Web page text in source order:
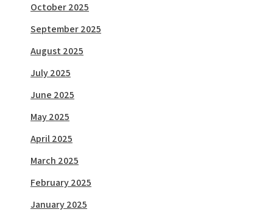
October 2025
September 2025
August 2025
July 2025
June 2025
May 2025
April 2025
March 2025
February 2025
January 2025